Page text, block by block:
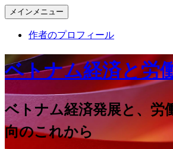
メインメニュー
作者のプロフィール
ベトナム経済と労
ベトナム経済発展と、労
向のこれから